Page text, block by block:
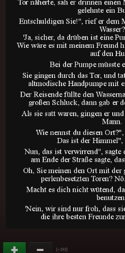
(+293)